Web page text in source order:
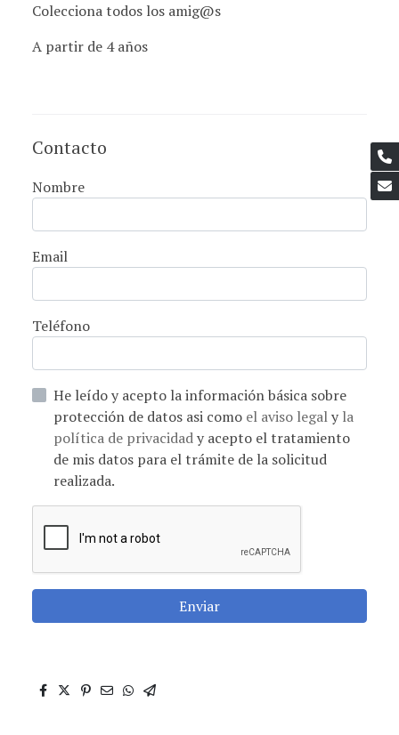
Colecciona todos los amig@s
A partir de 4 años
Contacto
Nombre
Email
Teléfono
He leído y acepto la información básica sobre
protección de datos asi como el aviso legaly la
política de privacidady acepto el tratamiento
de mis datos para el trámite de la solicitud
realizada.
Enviar